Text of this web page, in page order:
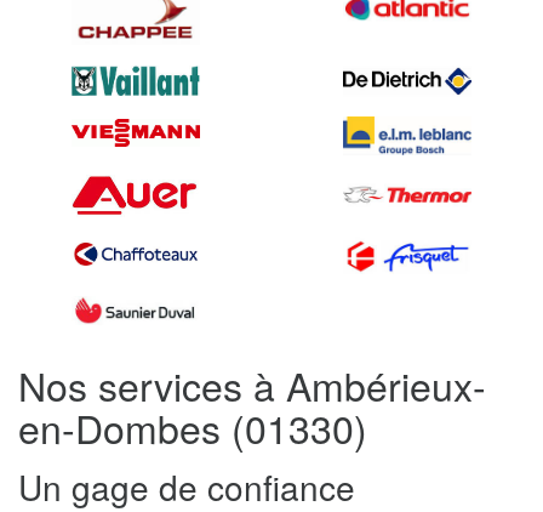
Nos services à Ambérieux-
en-Dombes (01330)
Un gage de confiance